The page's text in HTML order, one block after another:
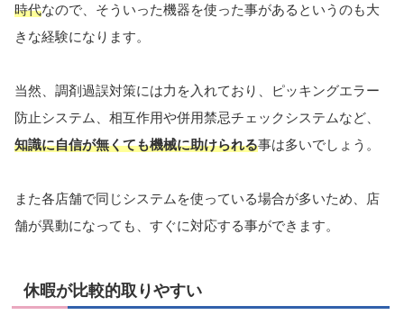
時代なので、そういった機器を使った事があるというのも大
きな経験になります。
当然、調剤過誤対策には力を入れており、ピッキングエラー
防止システム、相互作用や併用禁忌チェックシステムなど、
知識に自信が無くても機械に助けられる事は多いでしょう。
また各店舗で同じシステムを使っている場合が多いため、店
舗が異動になっても、すぐに対応する事ができます。
休暇が比較的取りやすい